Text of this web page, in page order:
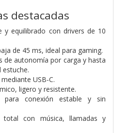
destacadas
y equilibrado con drivers de 10
de 45 ms, ideal para gaming.
de autonomía por carga y hasta
estuche.
USB-C.
ligero y resistente.
para conexión estable y sin
total con música, llamadas y